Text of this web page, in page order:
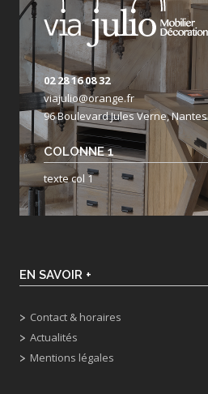
02 28 16 08 32
viajulio@orange.fr
96 Boulevard Jules Verne, Nantes
COLONNE 1
texte col 1
EN SAVOIR +
Contact & horaires
Actualités
Mentions légales